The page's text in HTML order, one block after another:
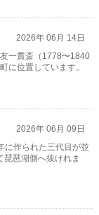
2026年 06月 14日
一貫斎（1778〜1840
に位置しています。
2026年 06月 09日
に作られた三代目が並
琶湖側へ抜けれま